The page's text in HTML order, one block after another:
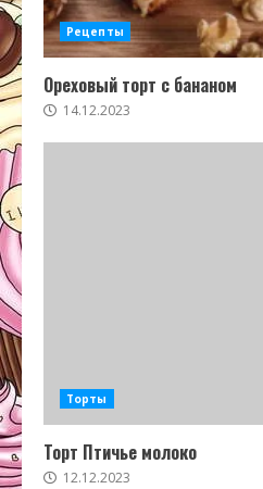
Рецепты
Ореховый торт с бананом
14.12.2023
Торты
Торт Птичье молоко
12.12.2023